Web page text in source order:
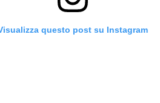
questo post su Instagram